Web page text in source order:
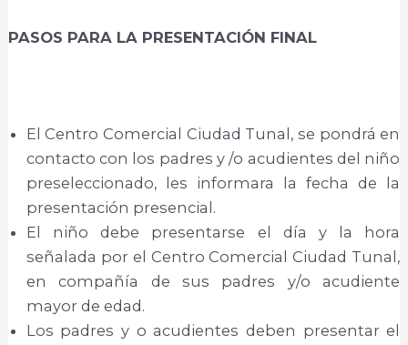
PASOS PARA LA PRESENTACIÓN FINAL
El Centro Comercial Ciudad Tunal, se pondrá en
contacto con los padres y /o acudientes del niño
preseleccionado, les informara la fecha de la
presentación presencial.
El niño debe presentarse el día y la hora
señalada por el Centro Comercial Ciudad Tunal,
en compañía de sus padres y/o acudiente
mayor de edad.
Los padres y o acudientes deben presentar el